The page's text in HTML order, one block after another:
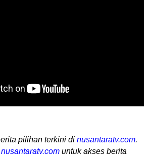
pilihan terkini di nusantaratv.com.
nusantaratv.com untuk akses berita